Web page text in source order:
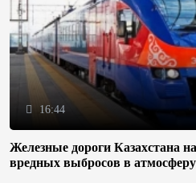
16:44
Железные дороги Казахстана
вредных выбросов в атмосферу